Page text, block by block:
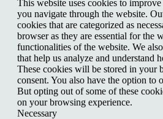
This website uses cookies to
you navigate through the website.
cookies that are categorized as
browser as they are essential for the
functionalities of the website. We
that help us analyze and understand
These cookies will be stored in your
consent. You also have the option to
But opting out of some of these
on your browsing experience.
Necessary